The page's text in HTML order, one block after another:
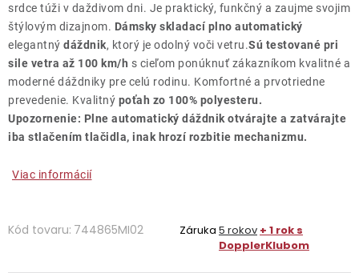
srdce túži v daždivom dni. Je praktický, funkčný a zaujme svojim
štýlovým dizajnom. Dámsky skladací plno automatický
elegantný dáždnik, ktorý je odolný voči vetru.Sú testované pri
sile vetra až 100 km/h s cieľom ponúknuť zákazníkom kvalitné a
moderné dáždniky pre celú rodinu. Komfortné a prvotriedne
prevedenie. Kvalitný poťah zo 100% polyesteru.
Upozornenie: Plne automatický dáždnik otvárajte a zatvárajte
iba stlačením tlačidla, inak hrozí rozbitie mechanizmu.
Viac informácií
Kód tovaru: 744865MI02 Záruka 5 rokov + 1 rok s
DopplerKlubom